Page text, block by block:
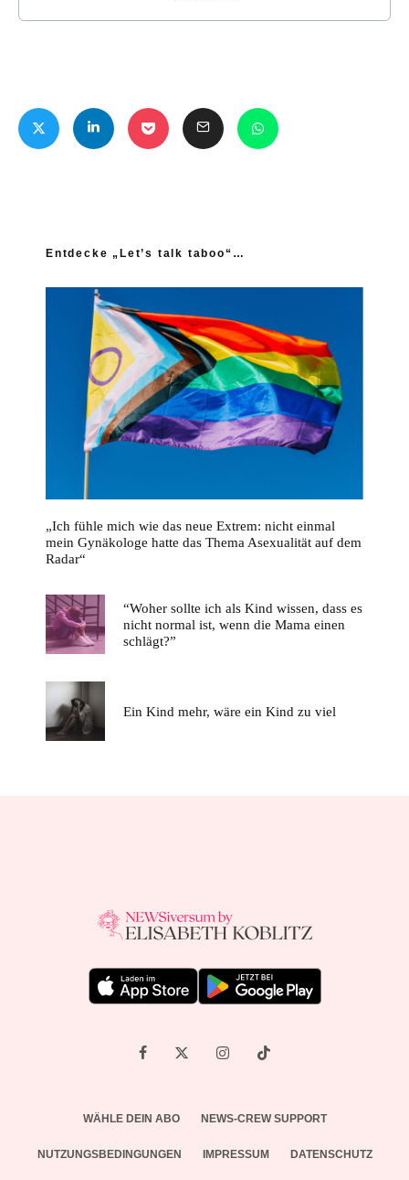
Entdecke „Let’s talk taboo“…
„Ich fühle mich wie das neue Extrem: nicht einmal
mein Gynäkologe hatte das Thema Asexualität auf dem
Radar“
“Woher sollte ich als Kind wissen, dass es
nicht normal ist, wenn die Mama einen
schlägt?”
Ein Kind mehr, wäre ein Kind zu viel
WÄHLE DEIN ABO NEWS-CREW SUPPORT
NUTZUNGSBEDINGUNGEN IMPRESSUM DATENSCHUTZ